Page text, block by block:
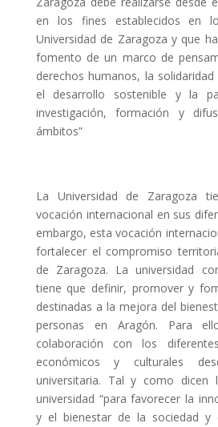
en los fines establecidos en
Universidad de Zaragoza y que
fomento de un marco de
derechos humanos, la
el desarrollo sostenible y la
investigación, formación y
ámbitos”
La Universidad de Zaragoza
vocación internacional en sus
embargo, esta vocación
fortalecer el compromiso
de Zaragoza. La universidad
tiene que definir, promover y
destinadas a la mejora del
personas en Aragón. Para
colaboración con los
económicos y culturales
universitaria. Tal y como dicen
universidad “para favorecer la
y el bienestar de la sociedad y